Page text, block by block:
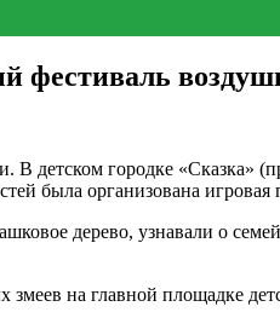
фестиваль
городке «Сказка»
была организована игровая
дерево, узнавали о
на главной площадке